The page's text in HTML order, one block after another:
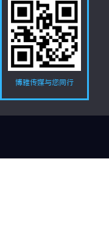
博雅传媒与您同行